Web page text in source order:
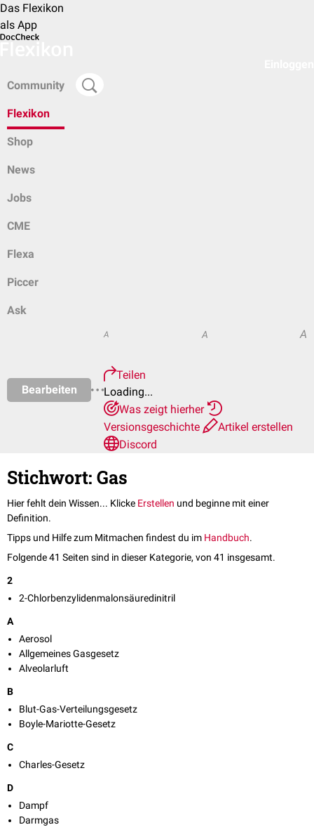
Das Flexikon
als App
Community
Flexikon
Shop
News
Jobs
CME
Flexa
Piccer
Ask
Bearbeiten
A A A
Teilen
Loading...
Was zeigt hierher
Versionsgeschichte
Artikel erstellen
Discord
Stichwort: Gas
Hier fehlt dein Wissen... Klicke Erstellen und beginne mit einer
Definition.
Tipps und Hilfe zum Mitmachen findest du im Handbuch.
Folgende 41 Seiten sind in dieser Kategorie, von 41 insgesamt.
2
2-Chlorbenzylidenmalonsäuredinitril
A
Aerosol
Allgemeines Gasgesetz
Alveolarluft
B
Blut-Gas-Verteilungsgesetz
Boyle-Mariotte-Gesetz
C
Charles-Gesetz
D
Dampf
Darmgas